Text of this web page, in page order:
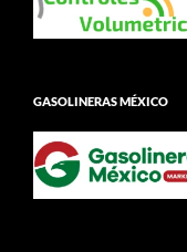
GASOLINERAS MÉXICO